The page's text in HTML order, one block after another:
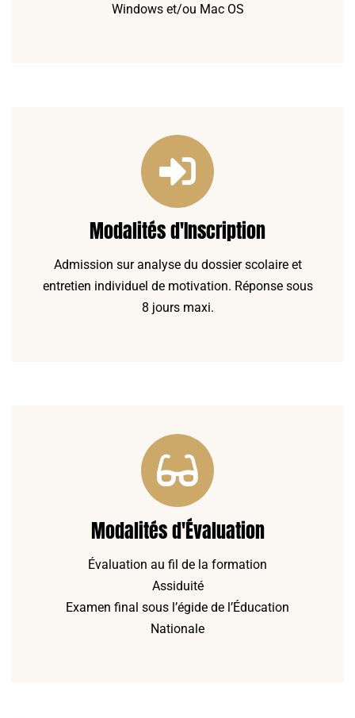
Windows et/ou Mac OS
Modalités d'Inscription
Admission sur analyse du dossier scolaire et
entretien individuel de motivation. Réponse sous
8 jours maxi.
Modalités d'Évaluation
Évaluation au fil de la formation
Assiduité
Examen final sous l’égide de l’Éducation
Nationale